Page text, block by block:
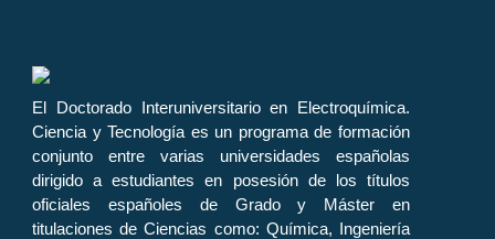
El Doctorado Interuniversitario en Electroquímica.
Ciencia y Tecnología es un programa de formación
conjunto entre varias universidades españolas
dirigido a estudiantes en posesión de los títulos
oficiales españoles de Grado y Máster en
titulaciones de Ciencias como: Química, Ingeniería